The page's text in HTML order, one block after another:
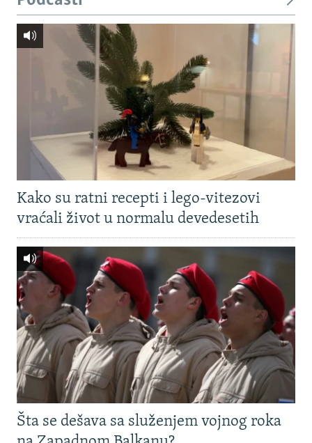
Kako su ratni recepti i lego-vitezovi
vraćali život u normalu devedesetih
Šta se dešava sa služenjem vojnog roka